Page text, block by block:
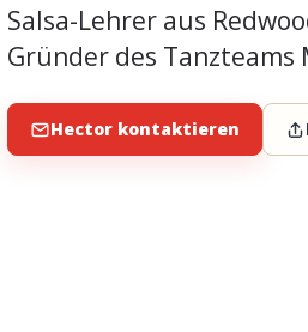
Salsa-Lehrer aus
Gründer des Tanzteams
Hector kontaktieren